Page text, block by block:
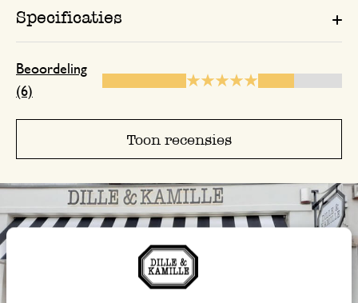
Specificaties
Beoordeling
(6)
Toon recensies
Enkel een score, geen toelichting
17 april 2025